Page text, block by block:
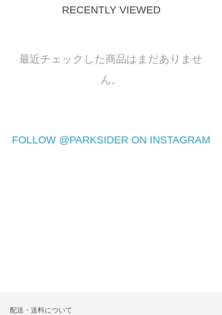
RECENTLY VIEWED
最近チェックした商品はまだありませ
ん。
FOLLOW @PARKSIDER ON INSTAGRAM
配送・送料について